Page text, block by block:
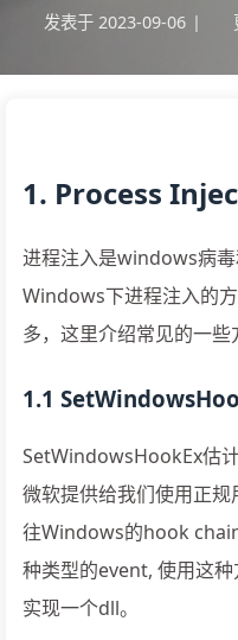
发表于 2023-09-06 |
1. Process
进程注入是windows病毒
Windows下进程注入的
多，这里介绍常见的一些
1.1
SetWindowsHookEx估
微软提供给我们使用正规
往Windows的hook
种类型的event, 使用这
实现一个dll。